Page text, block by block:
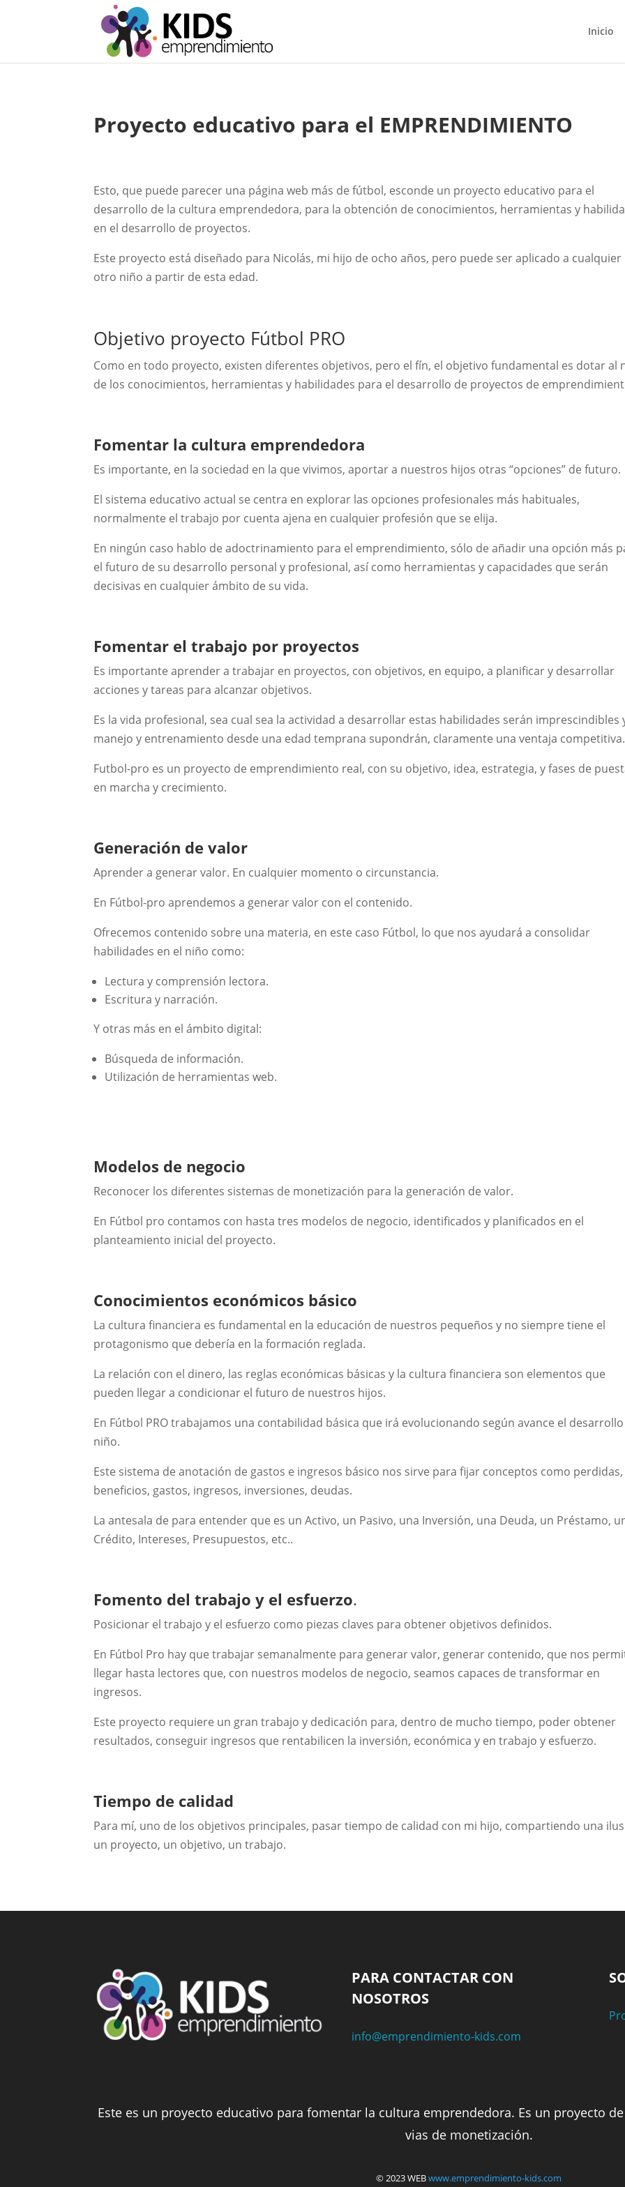
Inicio
Proyecto educativo para el EMPRENDIMIENTO
Esto, que puede parecer una página web más de fútbol, esconde un proyecto educativo para el
desarrollo de la cultura emprendedora, para la obtención de conocimientos, herramientas y
en el desarrollo de proyectos.
Este proyecto está diseñado para Nicolás, mi hijo de ocho años, pero puede ser aplicado a cualquier
otro niño a partir de esta edad.
Objetivo proyecto Fútbol PRO
Como en todo proyecto, existen diferentes objetivos, pero el fín, el objetivo fundamental es dotar al
de los conocimientos, herramientas y habilidades para el desarrollo de proyectos de
Fomentar la cultura emprendedora
Es importante, en la sociedad en la que vivimos, aportar a nuestros hijos otras “opciones” de futuro.
El sistema educativo actual se centra en explorar las opciones profesionales más habituales,
normalmente el trabajo por cuenta ajena en cualquier profesión que se elija.
En ningún caso hablo de adoctrinamiento para el emprendimiento, sólo de añadir una opción más
el futuro de su desarrollo personal y profesional, así como herramientas y capacidades que serán
decisivas en cualquier ámbito de su vida.
Fomentar el trabajo por proyectos
Es importante aprender a trabajar en proyectos, con objetivos, en equipo, a planificar y desarrollar
acciones y tareas para alcanzar objetivos.
Es la vida profesional, sea cual sea la actividad a desarrollar estas habilidades serán imprescindibles
manejo y entrenamiento desde una edad temprana supondrán, claramente una ventaja competitiva.
Futbol-pro es un proyecto de emprendimiento real, con su objetivo, idea, estrategia, y fases de
en marcha y crecimiento.
Generación de valor
Aprender a generar valor. En cualquier momento o circunstancia.
En Fútbol-pro aprendemos a generar valor con el contenido.
Ofrecemos contenido sobre una materia, en este caso Fútbol, lo que nos ayudará a consolidar
habilidades en el niño como:
Lectura y comprensión lectora.
Escritura y narración.
Y otras más en el ámbito digital:
Búsqueda de información.
Utilización de herramientas web.
Modelos de negocio
Reconocer los diferentes sistemas de monetización para la generación de valor.
En Fútbol pro contamos con hasta tres modelos de negocio, identificados y planificados en el
planteamiento inicial del proyecto.
Conocimientos económicos básico
La cultura financiera es fundamental en la educación de nuestros pequeños y no siempre tiene el
protagonismo que debería en la formación reglada.
La relación con el dinero, las reglas económicas básicas y la cultura financiera son elementos que
pueden llegar a condicionar el futuro de nuestros hijos.
En Fútbol PRO trabajamos una contabilidad básica que irá evolucionando según avance el
niño.
Este sistema de anotación de gastos e ingresos básico nos sirve para fijar conceptos como perdidas,
beneficios, gastos, ingresos, inversiones, deudas.
La antesala de para entender que es un Activo, un Pasivo, una Inversión, una Deuda, un Préstamo,
Crédito, Intereses, Presupuestos, etc..
Fomento del trabajo y el esfuerzo.
Posicionar el trabajo y el esfuerzo como piezas claves para obtener objetivos definidos.
En Fútbol Pro hay que trabajar semanalmente para generar valor, generar contenido, que nos
llegar hasta lectores que, con nuestros modelos de negocio, seamos capaces de transformar en
ingresos.
Este proyecto requiere un gran trabajo y dedicación para, dentro de mucho tiempo, poder obtener
resultados, conseguir ingresos que rentabilicen la inversión, económica y en trabajo y esfuerzo.
Tiempo de calidad
Para mí, uno de los objetivos principales, pasar tiempo de calidad con mi hijo, compartiendo una
un proyecto, un objetivo, un trabajo.
PARA CONTACTAR CON
NOSOTROS
info@emprendimiento-kids.com
Este es un proyecto educativo para fomentar la cultura emprendedora. Es un proyecto
vias de monetización.
© 2023 WEBwww.emprendimiento-kids.com